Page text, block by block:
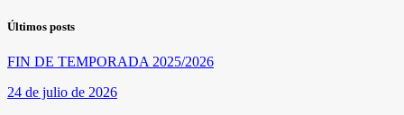
Últimos posts
FIN DE TEMPORADA 2025/2026
24 de julio de 2026